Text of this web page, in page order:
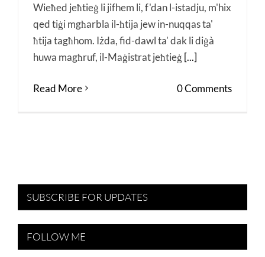
Wieħed jeħtieġ li jifhem li, f'dan l-istadju, m'hix
qed tiġi mgħarbla il-ħtija jew in-nuqqas ta'
ħtija tagħhom. Iżda, fid-dawl ta' dak li diġà
huwa magħruf, il-Maġistrat jeħtieġ [...]
Read More 0 Comments
SUBSCRIBE FOR UPDATES
FOLLOW ME